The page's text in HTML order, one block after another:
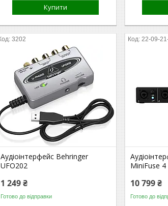
Купити
3202
Аудіоінтерфейс Behringer
UFO202
1 249 ₴
Готово до відправки
22-09-
MiniFuse
10 799 ₴
Готово до